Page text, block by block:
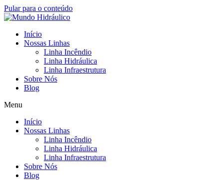
Pular para o conteúdo
Início
Nossas Linhas
Linha Incêndio
Linha Hidráulica
Linha Infraestrutura
Sobre Nós
Blog
Menu
Início
Nossas Linhas
Linha Incêndio
Linha Hidráulica
Linha Infraestrutura
Sobre Nós
Blog